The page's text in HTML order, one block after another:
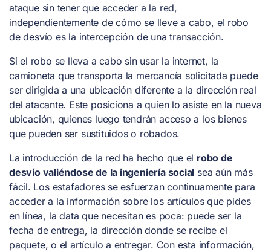
ataque sin tener que acceder a la red,
independientemente de cómo se lleve a cabo, el robo
de desvío es la intercepción de una transacción.
Si el robo se lleva a cabo sin usar la internet, la
camioneta que transporta la mercancía solicitada puede
ser dirigida a una ubicación diferente a la dirección real
del atacante. Este posiciona a quien lo asiste en la nueva
ubicación, quienes luego tendrán acceso a los bienes
que pueden ser sustituidos o robados.
La introducción de la red ha hecho que el robo de
desvío valiéndose de la ingeniería social sea aún más
fácil. Los estafadores se esfuerzan continuamente para
acceder a la información sobre los artículos que pides
en línea, la data que necesitan es poca: puede ser la
fecha de entrega, la dirección donde se recibe el
paquete, o el artículo a entregar. Con esta información,